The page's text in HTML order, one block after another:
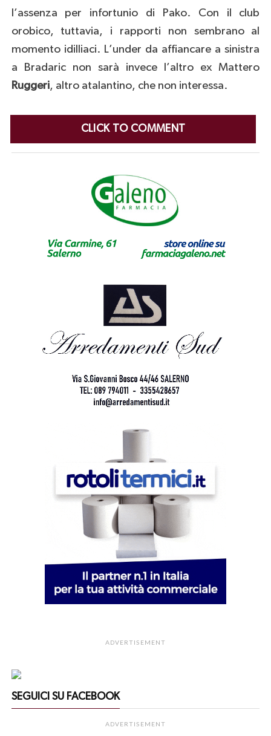
l’assenza per infortunio di Pako. Con il club
orobico, tuttavia, i rapporti non sembrano al
momento idilliaci. L’under da affiancare a sinistra
a Bradaric non sarà invece l’altro ex Mattero
Ruggeri, altro atalantino, che non interessa.
CLICK TO COMMENT
ADVERTISEMENT
SEGUICI SU FACEBOOK
ADVERTISEMENT